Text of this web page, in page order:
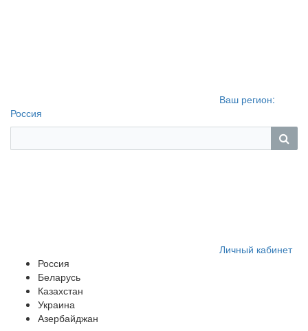
Ваш регион:
Россия
Личный кабинет
Россия
Беларусь
Казахстан
Украина
Азербайджан